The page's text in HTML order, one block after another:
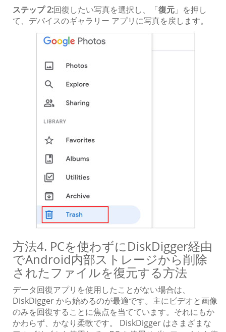
ステップ 2:回復したい写真を選択し、「復元 」を押し
て、デバイスのギャラリー アプリに写真を戻します。
方法4. PCを使わずにDiskDigger経由
でAndroid内部ストレージから削除
されたファイルを復元する方法
データ回復アプリを使用したことがない場合は、
DiskDigger から始めるのが最適です。主にビデオと画像
のみを回復することに焦点を当てています。それにもか
かわらず、かなり柔軟です。 DiskDigger はさまざまな